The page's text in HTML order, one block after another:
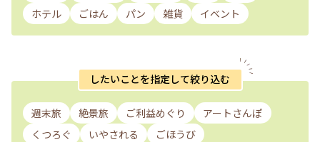
ホテル
ごはん パン 雑貨 イベント
したいことを指定して絞り込む
週末旅 絶景旅 ご利益めぐり
アートさんぽ
くつろぐ
いやされる ごほうび